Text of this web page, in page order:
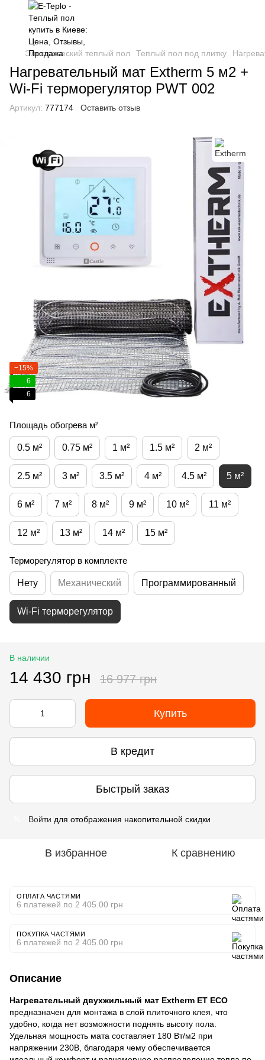
Электрический теплый пол Теплый пол под плитку
Нагревательный мат Extherm 5 м2 +
Wi-Fi терморегулятор PWT 002
Артикул: 777174 Оставить отзыв
−15%
6
6
Площадь обогрева м²
0.5 м² 0.75 м² 1 м² 1.5 м² 2 м²
2.5 м² 3 м² 3.5 м² 4 м² 4.5 м² 5 м²
6 м² 7 м² 8 м² 9 м² 10 м² 11 м²
12 м² 13 м² 14 м² 15 м²
Терморегулятор в комплекте
Нету Механический Программированный
Wi-Fi терморегулятор
В наличии
14 430 грн 16 977 грн
Купить
В кредит
Быстрый заказ
Войти для отображения накопительной скидки
В избранное К сравнению
ОПЛАТА ЧАСТЯМИ
6 платежей по 2 405.00 грн
ПОКУПКА ЧАСТЯМИ
6 платежей по 2 405.00 грн
Описание
Нагревательный двухжильный мат Extherm ET ECO
предназначен для монтажа в слой плиточного клея, что
удобно, когда нет возможности поднять высоту пола.
Удельная мощность мата составляет 180 Вт/м2 при
напряжении 230В, благодаря чему обеспечивается